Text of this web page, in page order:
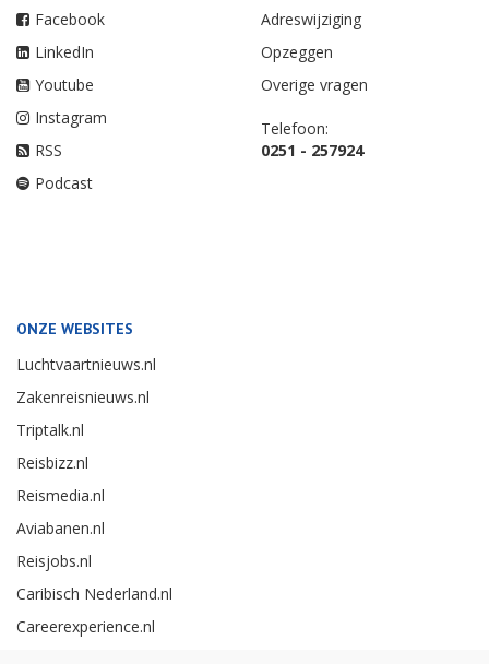
Facebook
LinkedIn
Youtube
Instagram
RSS
Podcast
Adreswijziging
Opzeggen
Overige vragen
Telefoon:
0251 - 257924
ONZE WEBSITES
Luchtvaartnieuws.nl
Zakenreisnieuws.nl
Triptalk.nl
Reisbizz.nl
Reismedia.nl
Aviabanen.nl
Reisjobs.nl
Caribisch Nederland.nl
Careerexperience.nl